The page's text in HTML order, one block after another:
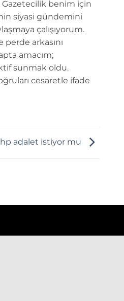
Gazetecilik benim için
siyasi gündemini
çalışıyorum.
arkasını
amacım;
sunmak oldu.
cesaretle ifade
adalet istiyor mu